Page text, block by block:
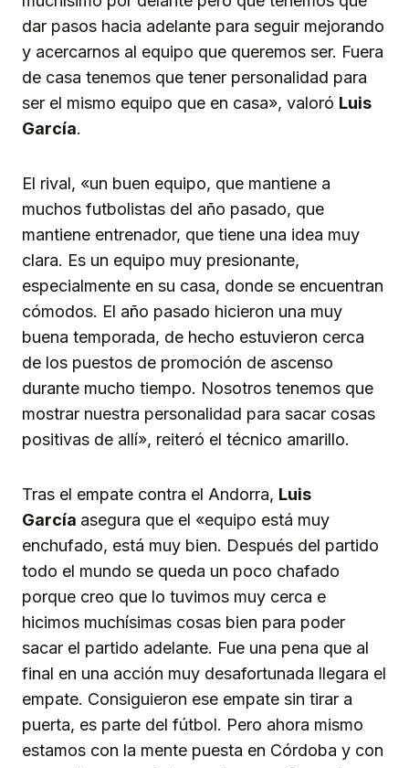
dar pasos hacia adelante para seguir mejorando
y acercarnos al equipo que queremos ser. Fuera
de casa tenemos que tener personalidad para
ser el mismo equipo que en casa», valoró Luis
García.
El rival, «un buen equipo, que mantiene a
muchos futbolistas del año pasado, que
mantiene entrenador, que tiene una idea muy
clara. Es un equipo muy presionante,
especialmente en su casa, donde se encuentran
cómodos. El año pasado hicieron una muy
buena temporada, de hecho estuvieron cerca
de los puestos de promoción de ascenso
durante mucho tiempo. Nosotros tenemos que
mostrar nuestra personalidad para sacar cosas
positivas de allí», reiteró el técnico amarillo.
Tras el empate contra el Andorra, Luis
García asegura que el «equipo está muy
enchufado, está muy bien. Después del partido
todo el mundo se queda un poco chafado
porque creo que lo tuvimos muy cerca e
hicimos muchísimas cosas bien para poder
sacar el partido adelante. Fue una pena que al
final en una acción muy desafortunada llegara el
empate. Consiguieron ese empate sin tirar a
puerta, es parte del fútbol. Pero ahora mismo
estamos con la mente puesta en Córdoba y con